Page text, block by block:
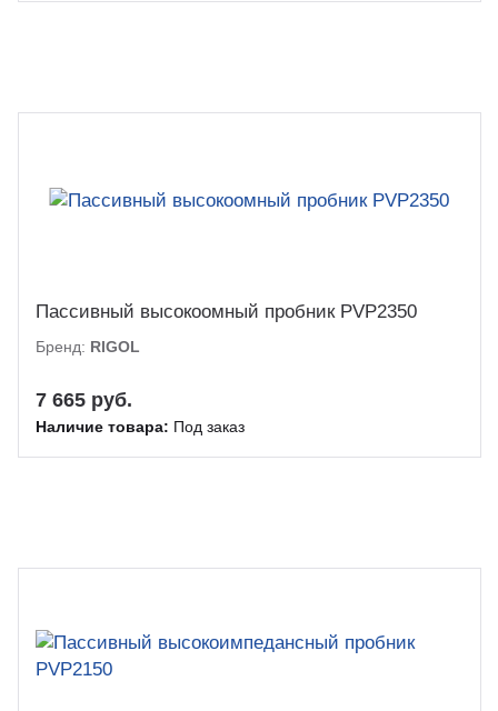
Пассивный высокоомный пробник PVP2350
Бренд: RIGOL
7 665 руб.
Наличие товара: Под заказ